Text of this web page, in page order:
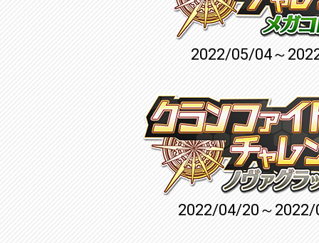
2022/05/04～
2022/04/20～